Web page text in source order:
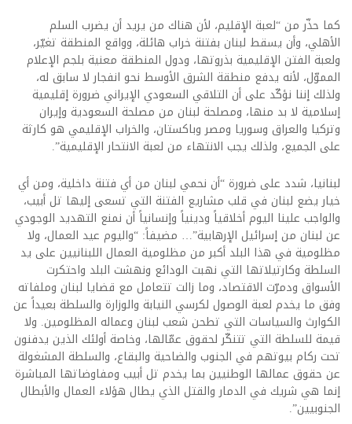
كما حذّر من “لعبة الإقليم، لأن هناك من يريد أن يضرب السلم
الأهلي، وأن يسقط لبنان بفتنة خراب هائلة، وواقع المنطقة تغيّر،
ولعبة الفتن الإقليمية بذروتها، ودول المنطقة معنية بلجم الإعلام
المموّل، لأنه يدفع منطقة الشرق الأوسط نحو انفجار لا سابق له،
ولذلك إننا نؤكّد على أن التلاقي السعودي الإيراني ضرورة إقليمية
إسلامية لا بد منها، ومصلحة لبنان من مصلحة السعودية وإيران
وتركيا والعراق وسوريا ومصر وباكستان، والخراب الإقليمي هو كارثة
على الجميع، ولذلك يجب الانتهاء من لعبة الانتحار الإقليمية”.
لبنانيا، شدد على ضرورة “أن نحمي لبنان من أي فتنة داخلية، ومن أي
خيار يضع لبنان في قلب مشاريع الفتنة التي تسعى إليها تل أبيب،
والواجب علينا اليوم أخلاقياً ودينياً وإنسانياً أن نمنع التهديد الوجودي
عن لبنان من إسرائيل الإرهابية”… مضيفاً: “واليوم عيد العمال، ولا
مظلومية في هذا البلد أكبر من مظلومية العمال اللبنانيين على يد
السلطة وكارتيلاتها التي نهبت الودائع ونهشت البلد واحتكرت
الأسواق ودمرّت الاقتصاد، وما زالت تتعامل مع قضايا لبنان وملفاته
وفق ما يخدم لعبة الوصول لكرسي النيابة والوزارة والسلطة بعيداً عن
الكوارث والسياسات التي تطحن شعب لبنان وعماله المظلومين. ولا
قيمة للسلطة التي تتنكّر لحقوق عمّالها، وخاصة أولئك الذين يدفنون
تحت ركام بيوتهم في الجنوب والضاحية والبقاع، والسلطة المشغولة
عن حقوق عمالها الوطنيين بما يخدم تل أبيب ومفاوضاتها المباشرة
إنما هي شريك في الدمار والقتل الذي يطال هؤلاء العمال والأبطال
الجنوبيين”.